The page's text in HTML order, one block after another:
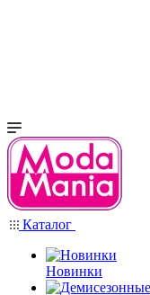
Каталог
Новинки